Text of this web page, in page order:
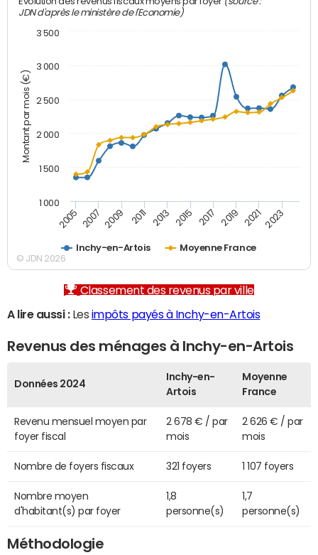
Montant par mois (€)
JDN d'après le ministère de l'Economie)
Inchy-en-Artois Moyenne France
2005 2007 2009 2011 2013 2015 2017 2019 2021 2023
1 000
1 500
2 000
2 500
3 000
3 500
© JDN 2026
Classement des revenus par ville
A lire aussi :Les impôts payés à Inchy-en-Artois
Revenus des ménages à Inchy-en-Artois
Données 2024
Inchy-en-
Artois
Moyenne
France
Revenu mensuel moyen par
foyer fiscal
2 678 € / par
mois
2 626 € / par
mois
Nombre de foyers fiscaux 321 foyers 1 107 foyers
Nombre moyen
d'habitant(s) par foyer
1,8
personne(s)
1,7
personne(s)
Méthodologie